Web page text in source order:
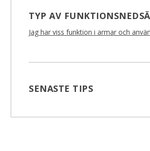
TYP AV
Jag har viss funktion i armar och
SENASTE TIPS